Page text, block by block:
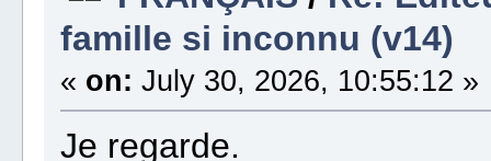
famille si inconnu (v14)
« on: July 30, 2026, 10:55:12 »
Je regarde.